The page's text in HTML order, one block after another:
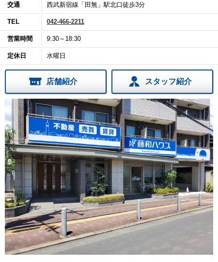
交通 西武新宿線「田無」駅北口徒歩3分
TEL 042-466-2211
営業時間 9:30～18:30
定休日 水曜日
店舗紹介 スタッフ紹介